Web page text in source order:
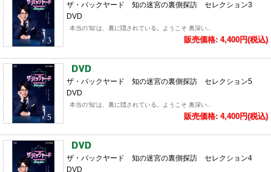
ザ・バックヤード 知の迷宮の裏側探訪 セレクション3
DVD
本当の'知'は、裏に隠されている。ようこそ 奥深い..
販売価格: 4,400円(税込)
ザ・バックヤード 知の迷宮の裏側探訪 セレクション5
DVD
本当の'知'は、裏に隠されている。ようこそ 奥深い..
販売価格: 4,400円(税込)
ザ・バックヤード 知の迷宮の裏側探訪 セレクション4
DVD